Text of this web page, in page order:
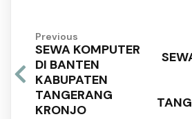
Previous
SEWA KOMPUTER
DI BANTEN
KABUPATEN
TANGERANG
KRONJO